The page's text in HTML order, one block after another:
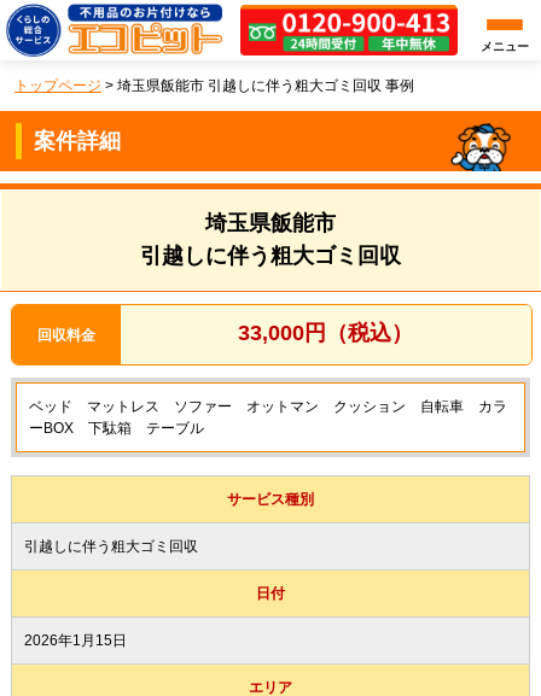
メニュー
トップページ > 埼玉県飯能市 引越しに伴う粗大ゴミ回収 事例
案件詳細
埼玉県飯能市
引越しに伴う粗大ゴミ回収
回収料金 33,000円（税込）
ベッド マットレス ソファー オットマン クッション 自転車 カラ
ーBOX 下駄箱 テーブル
サービス種別
引越しに伴う粗大ゴミ回収
日付
2026年1月15日
エリア